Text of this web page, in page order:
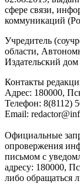
сфере связи,
коммуникаций
Учредитель
области,
Издательский
Контакты
Адреc: 180000,
Телефон: 8(8112)
Email:
Официальные
опровержения
письмом с
адресу: 180000,
либо обращаться